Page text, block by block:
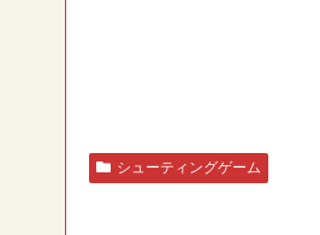
シューティングゲーム